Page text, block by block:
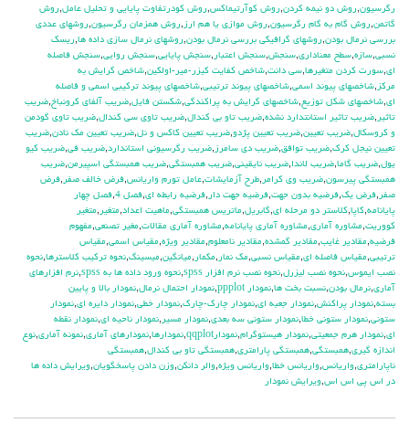
رگرسيون,روش دو نيمه كردن,روش كوآرتيماكس,روش كودرتفاوت پايايي و تحليل عامل,روش
گاتمن,روش گام به گام رگرسيون,روش موازي يا هم ارز ,روش همزمان رگرسيون,روشهاي عددي
بررسي نرمال بودن,روشهاي گرافيكي بررسي نرمال بودن,روشهاي نرمال سازي داده ها,ريسك
نسبي,سازه,سطح معناداري,سنجش,سنجش اعتبار ,سنجش پايايي,سنجش روايي,سنجش فاصله
اي,سورت كردن متغيرها,سي دانت,شاخص كفايت كيزر-مير-اولكين,شاخص گرايش به
مركز ,شاخصهاي پيوند اسمي,شاخصهاي پيوند ترتيبي,شاخصهاي پيوند تركيبي اسمي و فاصله
اي,شاخصهاي شكل توزيع,شاخصهاي گرايش به پراكندگي,شكستن فايل,ضريب آلفاي کرونباخ,ضريب
تاثير ,ضريب تاثير استانتدارد نشده,ضريب تاو بي كندال,ضريب تاوي سي كندال,ضريب تاوي گودمن
و كروسكال,ضريب تعيين,ضريب تعيين پژدو,ضريب تعيين كاكس و نل,ضريب تعيين مك نادن,ضريب
تعيين نيجل كرك,ضريب توافق,ضريب دي سامرز ,ضريب رگرسيوني استاندارد,ضريب في,ضريب كيو
يول,ضريب گاما,ضريب لاندا,ضريب نايقيني,ضريب همبستگي,ضريب همبستگي اسپيرمن,ضريب
همبستگي پيرسون,ضريب وي كرامر ,طرح آزمايشات,عامل تورم واريانس,فرض خالف صفر ,فرض
صفر ,فرض يك,فرضيه بدون جهت,فرضيه جهت دار ,فرضيه رابطه اي,فصل 4 ,فصل چهار
پايانامه,كاپا,كلاستر دو مرحله اي,گابريل,ماتريس همبستگي,ماهيت اعداد,متغير ,متغير
كووريت,مشاوره آماري,مشاوره آماري پايانامه,مشاوره آماري مقالات,مغير تصنعي,مفهوم
فرضيه,مقادير غايب,مقادير گمشده,مقادير نامعلوم,مقادير ويژه,مقياس اسمي,مقياس
ترتيبي,مقياس فاصله اي,مقياس نسبي,مك نمار ,مكمار ,ميانگين,ميسينگ,نحوه تركيب كلاسترها,نحوه
نصب ايموس,نحوه نصب ليزرل,نحوه نصب نرم افزار spss ,نحوه ورود داده ها به spss ,نرم افزارهاي
آماري,نرمال بودن,نسبت بخت ها,نمودار ppplot ,نمودار احتمال نرمال,نمودار بالا و پايين
بسته,نمودار پراكنش,نمودار جعبه اي,نمودار چارك-چارك,نمودار خطي,نمودار دايره اي,نمودار
ستوني,نمودار ستوني خطا,نمودار ستوني سه بعدي,نمودار مسير ,نمودار ناحيه اي,نمودار نقطه
اي,نمودار هرم جمعيتي,نمودار هيستوگرام,نمودارqqplot ,نمودارها,نمودارهاي آماري,نمونه آماري,نوع
اندازه گيري,همبستگي,همبستگي پارامتري,همبستگي تاو بي کندال,همبستگي
ناپارامتري,واريانس,واريانس خطا,واريانس ويژه,والر دانكن,وزن دادن پاسخگويان,ويرايش داده ها
در اس پي اس اس,ويرايش نمودار